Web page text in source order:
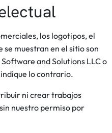
los logotipos, el
muestran en el sitio son
and Solutions LLC o
indique lo contrario.
ni crear trabajos
nuestro permiso por